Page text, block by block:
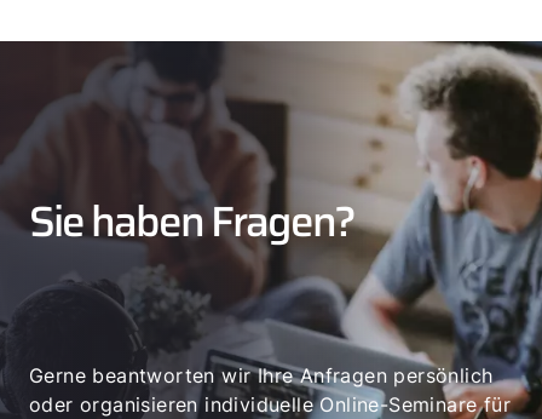
Sie haben Fragen?
Gerne beantworten wir Ihre Anfragen persönlich
oder organisieren individuelle Online-Seminare für